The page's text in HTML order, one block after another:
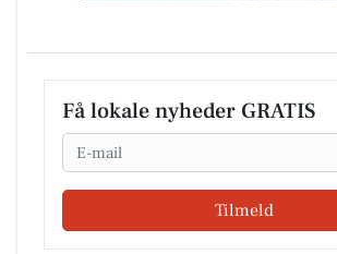
Få lokale nyheder GRATIS
Email
Tilmeld